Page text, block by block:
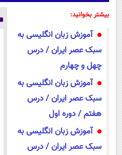
بیشتر بخوانید:
آموزش زبان انگلیسی به
سبک عصر ایران / درس
چهل و چهارم
آموزش زبان انگلیسی به
سبک عصر ایران / درس
هفتم / دوره اول
آموزش زبان انگلیسی به
سبک عصر ایران / درس